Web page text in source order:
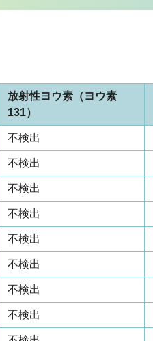
放射性ヨウ素（ヨウ素
131）
不検出
不検出
不検出
不検出
不検出
不検出
不検出
不検出